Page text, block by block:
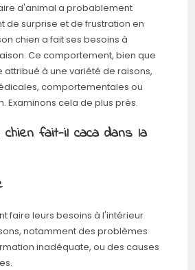
d'animal a probablement
de surprise et de frustration en
chien a fait ses besoins à
Ce comportement, bien que
attribué à une variété de raisons,
comportementales ou
Examinons cela de plus près.
chien fait-il caca dans la
faire leurs besoins à l'intérieur
notamment des problèmes
inadéquate, ou des causes